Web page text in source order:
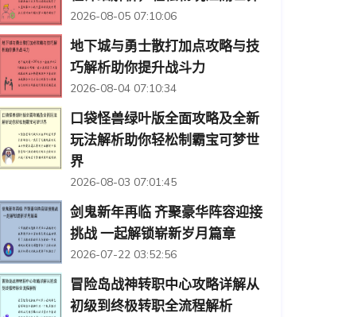
2026-08-05 07:10:06
地下城与勇士散打加点攻略与技
巧解析助你提升战斗力
2026-08-04 07:10:34
口袋怪兽绿叶版全面攻略及全新
玩法解析助你轻松制霸宝可梦世
界
2026-08-03 07:01:45
剑鬼新年再临 齐聚豪华阵容迎接
挑战 一起解锁崭新岁月篇章
2026-07-22 03:52:56
冒险岛战神转职中心攻略详解从
初级到终极转职全流程解析